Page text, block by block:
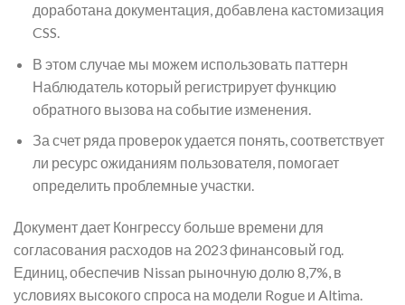
доработана документация, добавлена кастомизация
CSS.
В этом случае мы можем использовать паттерн
Наблюдатель который регистрирует функцию
обратного вызова на событие изменения.
За счет ряда проверок удается понять, соответствует
ли ресурс ожиданиям пользователя, помогает
определить проблемные участки.
Документ дает Конгрессу больше времени для
согласования расходов на 2023 финансовый год.
Единиц, обеспечив Nissan рыночную долю 8,7%, в
условиях высокого спроса на модели Rogue и Altima.